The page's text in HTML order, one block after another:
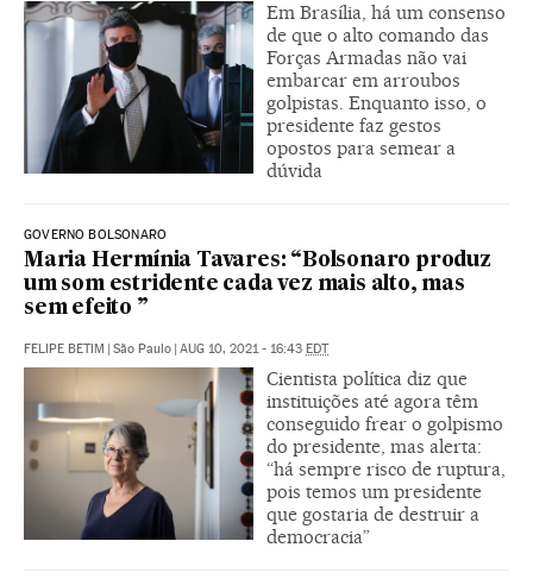
Em Brasília, há um consenso
de que o alto comando das
Forças Armadas não vai
embarcar em arroubos
golpistas. Enquanto isso, o
presidente faz gestos
opostos para semear a
dúvida
GOVERNO BOLSONARO
Maria Hermínia Tavares: “Bolsonaro produz
um som estridente cada vez mais alto, mas
sem efeito ”
FELIPE BETIM São Paulo AUG 10, 2021 - 16:43 EDT
Cientista política diz que
instituições até agora têm
conseguido frear o golpismo
do presidente, mas alerta:
“há sempre risco de ruptura,
pois temos um presidente
que gostaria de destruir a
democracia”